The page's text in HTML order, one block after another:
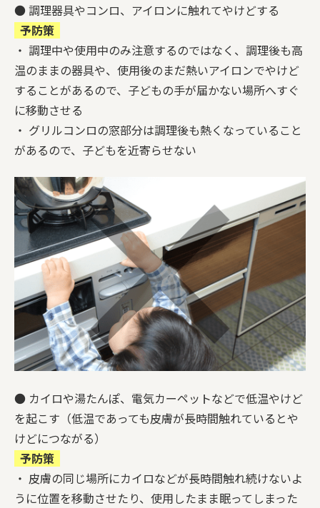
● 調理器具やコンロ、アイロンに触れてやけどする
予防策
・ 調理中や使用中のみ注意するのではなく、調理後も高
温のままの器具や、使用後のまだ熱いアイロンでやけど
することがあるので、子どもの手が届かない場所へすぐ
に移動させる
・ グリルコンロの窓部分は調理後も熱くなっていること
があるので、子どもを近寄らせない
● カイロや湯たんぽ、電気カーペットなどで低温やけど
を起こす（低温であっても皮膚が長時間触れているとや
けどにつながる）
予防策
・ 皮膚の同じ場所にカイロなどが長時間触れ続けないよ
うに位置を移動させたり、使用したまま眠ってしまった